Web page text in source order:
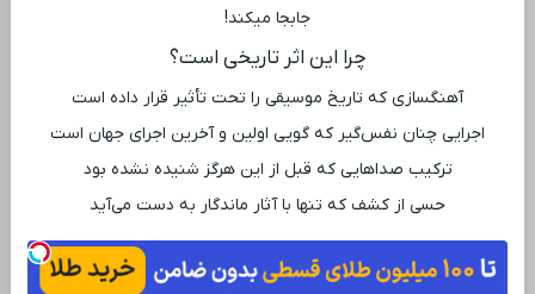
جابجا میکند!
چرا این اثر تاریخی است؟
آهنگسازی که تاریخ موسیقی را تحت تأثیر قرار داده است
اجرایی چنان نفس‌گیر که گویی اولین و آخرین اجرای جهان است
ترکیب صداهایی که قبل از این هرگز شنیده نشده بود
حسی از کشف که تنها با آثار ماندگار به دست می‌آید